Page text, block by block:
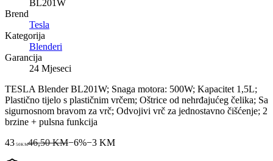
BL201W
Brend
Tesla
Kategorija
Blenderi
Garancija
24 Mjeseci
TESLA Blender BL201W; Snaga motora: 500W; Kapacitet 1,5L;
Plastično tijelo s plastičnim vrčem; Oštrice od nehrđajućeg čelika; Sa
sigurnosnom bravom za vrč; Odvojivi vrč za jednostavno čišćenje; 2
brzine + pulsna funkcija
43 50KM46,50 KM−6%−3KM